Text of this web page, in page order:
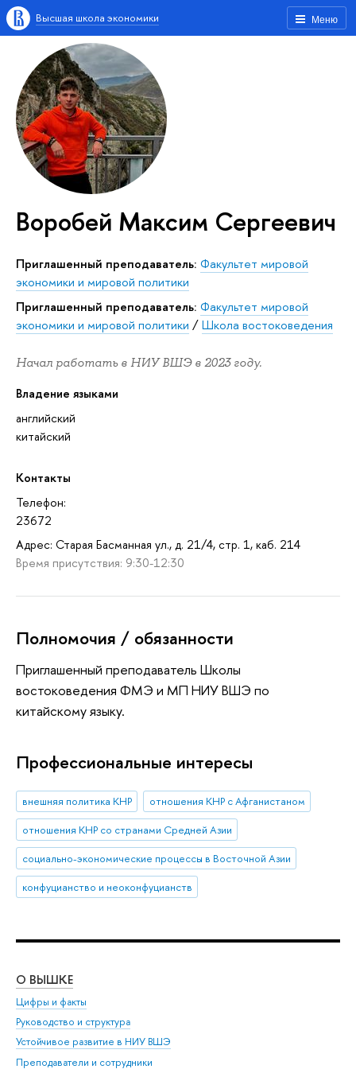
Меню
Высшая школа экономики
Воробей Максим Сергеевич
Приглашенный преподаватель: Факультет мировой
экономики и мировой политики
Приглашенный преподаватель: Факультет мировой
экономики и мировой политики /Школа востоковедения
Начал работать в НИУ ВШЭ в 2023 году.
Владение языками
английский
китайский
Контакты
Телефон:
23672
Адрес: Старая Басманная ул., д. 21/4, стр. 1, каб. 214
Время присутствия: 9:30-12:30
Полномочия / обязанности
Приглашенный преподаватель Школы
востоковедения ФМЭ и МП НИУ ВШЭ по
китайскому языку.
Профессиональные интересы
внешняя политика КНР
отношения КНР с Афганистаном
отношения КНР со странами Средней Азии
социально-экономические процессы в Восточной Азии
конфуцианство и неоконфуцианств
О ВЫШКЕ
Цифры и факты
Руководство и структура
Устойчивое развитие в НИУ ВШЭ
Преподаватели и сотрудники